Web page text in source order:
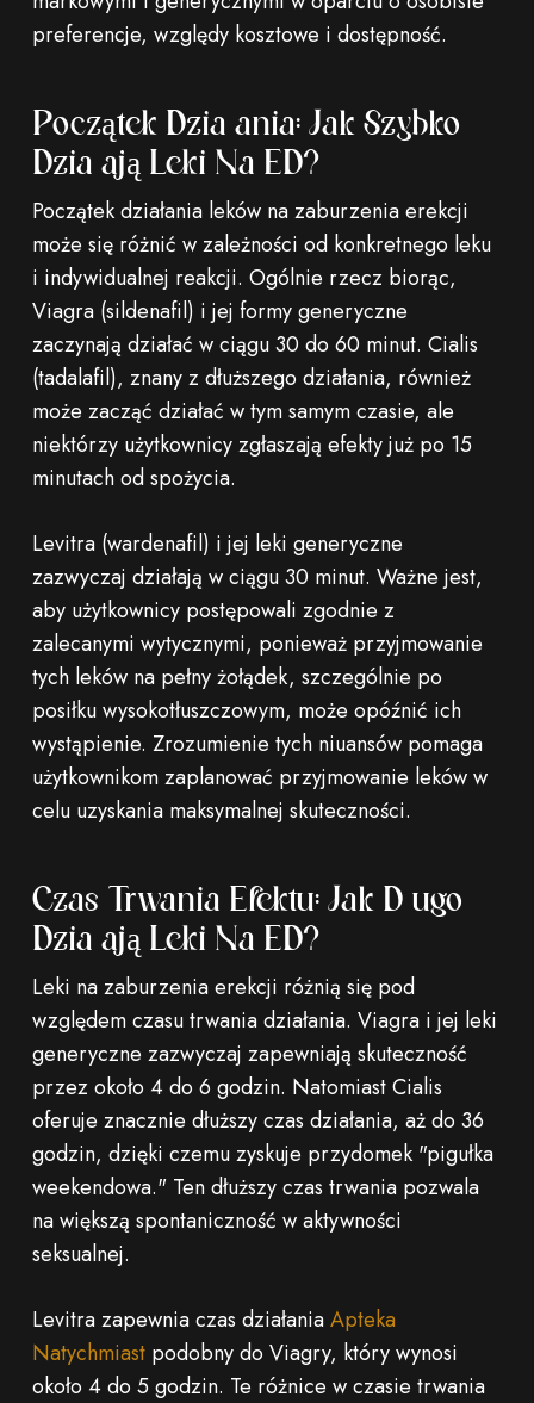
preferencje, względy kosztowe i dostępność.
Początek Działania: Jak Szybko
Działają Leki Na ED?
Początek działania leków na zaburzenia erekcji
może się różnić w zależności od konkretnego leku
i indywidualnej reakcji. Ogólnie rzecz biorąc,
Viagra (sildenafil) i jej formy generyczne
zaczynają działać w ciągu 30 do 60 minut. Cialis
(tadalafil), znany z dłuższego działania, również
może zacząć działać w tym samym czasie, ale
niektórzy użytkownicy zgłaszają efekty już po 15
minutach od spożycia.
Levitra (wardenafil) i jej leki generyczne
zazwyczaj działają w ciągu 30 minut. Ważne jest,
aby użytkownicy postępowali zgodnie z
zalecanymi wytycznymi, ponieważ przyjmowanie
tych leków na pełny żołądek, szczególnie po
posiłku wysokotłuszczowym, może opóźnić ich
wystąpienie. Zrozumienie tych niuansów pomaga
użytkownikom zaplanować przyjmowanie leków w
celu uzyskania maksymalnej skuteczności.
Czas Trwania Efektu: Jak Długo
Działają Leki Na ED?
Leki na zaburzenia erekcji różnią się pod
względem czasu trwania działania. Viagra i jej leki
generyczne zazwyczaj zapewniają skuteczność
przez około 4 do 6 godzin. Natomiast Cialis
oferuje znacznie dłuższy czas działania, aż do 36
godzin, dzięki czemu zyskuje przydomek "pigułka
weekendowa." Ten dłuższy czas trwania pozwala
na większą spontaniczność w aktywności
seksualnej.
Levitra zapewnia czas działaniaApteka
Natychmiastpodobny do Viagry, który wynosi
około 4 do 5 godzin. Te różnice w czasie trwania